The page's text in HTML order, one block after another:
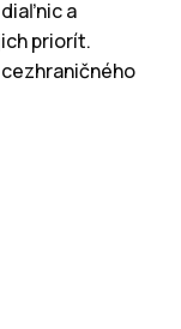
a
priorít.